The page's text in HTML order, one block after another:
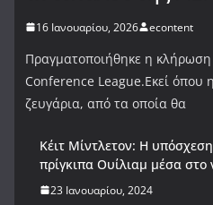
16 Ιανουαρίου, 2026 econtent
Πραγματοποιήθηκε η
Conference League.Εκεί όπου
ζευγάρια, από τα οποία θα
Κέιτ Μίντλετον: Η
πρίγκιπα Ουίλιαμ μέσα στο
23 Ιανουαρίου, 2024